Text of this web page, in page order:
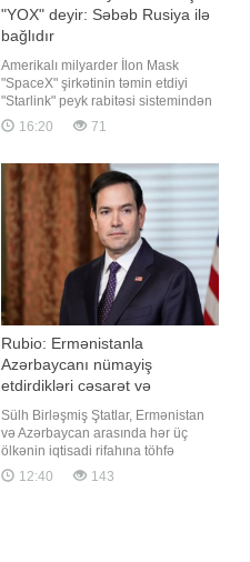
"YOX" deyir: Səbəb Rusiya ilə
bağlıdır
Amerikalı milyarder İlon Mask
"SpaceX" şirkətinin təmin etdiyi
"Starlink" peyk rabitəsi sistemindən
Rusiyanın dərinliklərinə zərbələr
endirmək məqsədilə istifadə
Ukraynanın xahişini qəbul etmir.
xəbər verir ki, bu barədə "The
Atlantic"
16:20 71
Rubio: Ermənistanla
Azərbaycanı nümayiş
etdirdikləri cəsarət və
uzaqgörənliyə görə təbrik
edirik
Sülh Birləşmiş Ştatlar, Ermənistan
və Azərbaycan arasında hər üç
ölkənin iqtisadi rifahına töhfə
verəcək gücləndirilmiş əlaqələrə
qapı açıb. "Report" xəbər verir ki, bu
12:40 143